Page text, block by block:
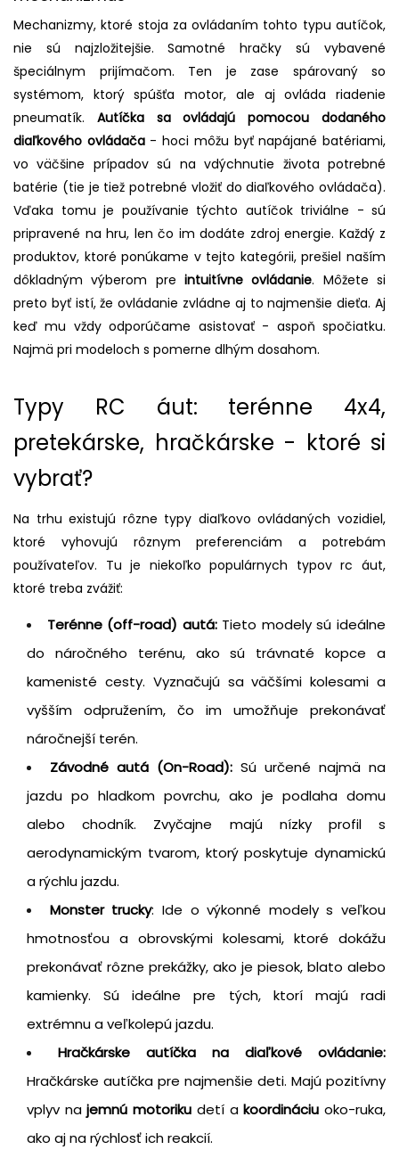
Mechanizmy, ktoré stoja za ovládaním tohto typu autíčok,
nie sú najzložitejšie. Samotné hračky sú vybavené
špeciálnym prijímačom. Ten je zase spárovaný so
systémom, ktorý spúšťa motor, ale aj ovláda riadenie
pneumatík. Autíčka sa ovládajú pomocou dodaného
diaľkového ovládača- hoci môžu byť napájané batériami,
vo väčšine prípadov sú na vdýchnutie života potrebné
batérie (tie je tiež potrebné vložiť do diaľkového ovládača).
Vďaka tomu je používanie týchto autíčok triviálne - sú
pripravené na hru, len čo im dodáte zdroj energie. Každý z
produktov, ktoré ponúkame v tejto kategórii, prešiel naším
dôkladným výberom pre intuitívne ovládanie. Môžete si
preto byť istí, že ovládanie zvládne aj to najmenšie dieťa. Aj
keď mu vždy odporúčame asistovať - aspoň spočiatku.
Najmä pri modeloch s pomerne dlhým dosahom.
Typy RC áut: terénne 4x4,
pretekárske, hračkárske - ktoré si
vybrať?
Na trhu existujú rôzne typy diaľkovo ovládaných vozidiel,
ktoré vyhovujú rôznym preferenciám a potrebám
používateľov. Tu je niekoľko populárnych typov rc áut,
ktoré treba zvážiť:
Terénne (off-road) autá:Tieto modely sú ideálne
do náročného terénu, ako sú trávnaté kopce a
kamenisté cesty. Vyznačujú sa väčšími kolesami a
vyšším odpružením, čo im umožňuje prekonávať
náročnejší terén.
Závodné autá (On-Road): Sú určené najmä na
jazdu po hladkom povrchu, ako je podlaha domu
alebo chodník. Zvyčajne majú nízky profil s
aerodynamickým tvarom, ktorý poskytuje dynamickú
a rýchlu jazdu.
Monster trucky: Ide o výkonné modely s veľkou
hmotnosťou a obrovskými kolesami, ktoré dokážu
prekonávať rôzne prekážky, ako je piesok, blato alebo
kamienky. Sú ideálne pre tých, ktorí majú radi
extrémnu a veľkolepú jazdu.
Hračkárske autíčka na diaľkové ovládanie:
Hračkárske autíčka pre najmenšie deti. Majú pozitívny
vplyv najemnú motoriku detí akoordináciu oko-ruka,
ako aj na rýchlosť ich reakcií.